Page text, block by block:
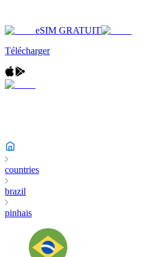
eSIM GRATUIT
Télécharger
countries
brazil
pinhais